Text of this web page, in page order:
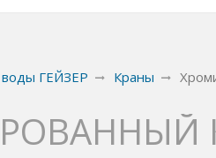
ГЕЙЗЕР Краны